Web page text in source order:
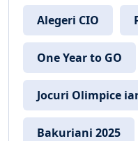
Alegeri CIO
One Year to GO
Jocuri Olimpice
Bakuriani 2025